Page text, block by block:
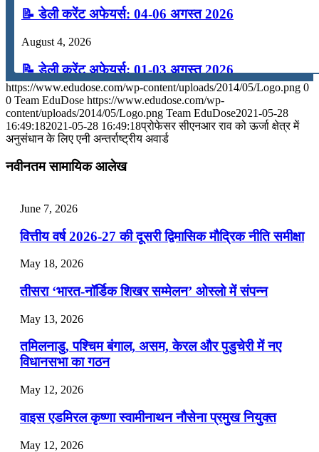
Menu Menu
📝 डेली करेंट अफेयर्स: 04-06 अगस्त 2026
August 4, 2026
📝 डेली करेंट अफेयर्स: 01-03 अगस्त 2026
July 31, 2026
📝 डेली करेंट अफेयर्स: 28-31 जुलाई 2026
July 25, 2026
📝 डेली करेंट अफेयर्स: 22-24 जुलाई 2026
July 22, 2026
📝 डेली करेंट अफेयर्स: 19-21 जुलाई 2026
July 19, 2026
📝 डेली करेंट अफेयर्स: 16-18 जुलाई 2026
https://www.edudose.com/wp-content/uploads/2014/05/Logo.png 0
0 Team EduDose https://www.edudose.com/wp-
content/uploads/2014/05/Logo.png Team EduDose2021-05-28
16:49:182021-05-28 16:49:18प्रोफेसर सीएनआर राव को ऊर्जा क्षेत्र में
अनुसंधान के लिए एनी अन्तर्राष्ट्रीय अवार्ड
नवीनतम सामायिक आलेख
June 7, 2026
वित्तीय वर्ष 2026-27 की दूसरी द्विमासिक मौद्रिक नीति समीक्षा
May 18, 2026
तीसरा ‘भारत-नॉर्डिक शिखर सम्मेलन’ ओस्लो में संपन्न
May 13, 2026
तमिलनाडु, पश्चिम बंगाल, असम, केरल और पुडुचेरी में नए
विधानसभा का गठन
May 12, 2026
वाइस एडमिरल कृष्णा स्वामीनाथन नौसेना प्रमुख नियुक्त
May 12, 2026